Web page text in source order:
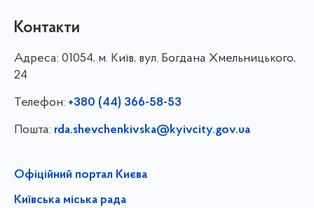
Контакти
Адреса: 01054, м. Київ, вул. Богдана Хмельницького,
24
Телефон: +380 (44) 366-58-53
Пошта: rda.shevchenkivska@kyivcity.gov.ua
Офіційний портал Києва
Київська міська рада